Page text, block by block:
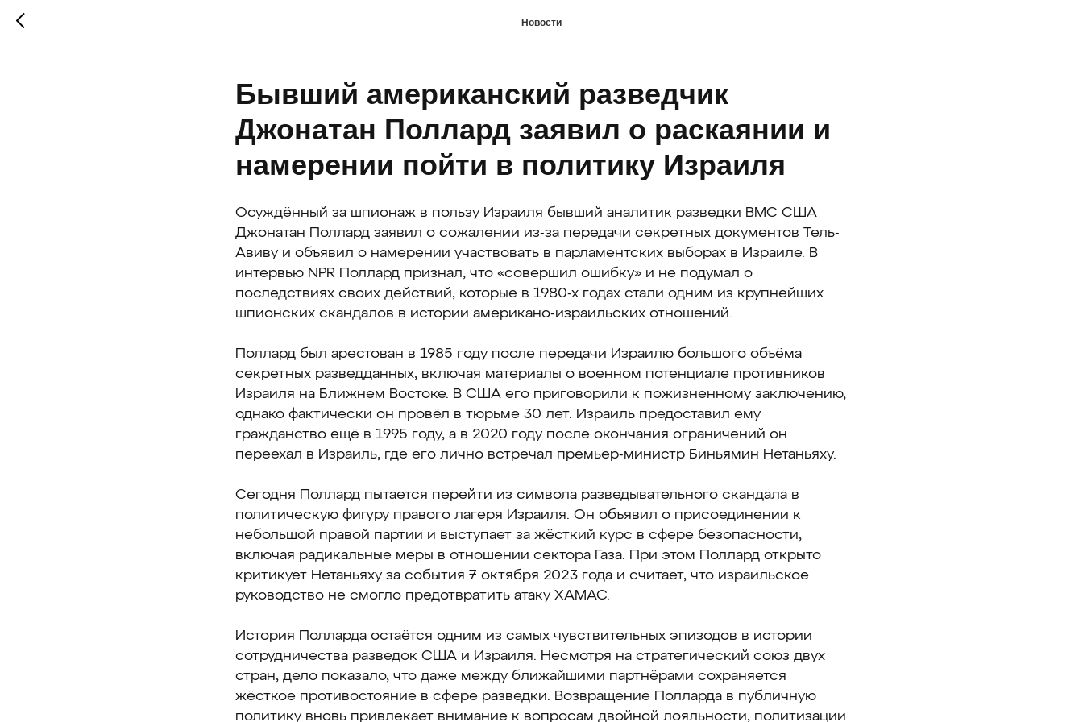
Новости
Бывший американский разведчик
Джонатан Поллард заявил о раскаянии и
намерении пойти в политику Израиля
Осуждённый за шпионаж в пользу Израиля бывший аналитик разведки ВМС США
Джонатан Поллард заявил о сожалении из-за передачи секретных документов Тель-
Авиву и объявил о намерении участвовать в парламентских выборах в Израиле. В
интервью NPR Поллард признал, что «совершил ошибку» и не подумал о
последствиях своих действий, которые в 1980-х годах стали одним из крупнейших
шпионских скандалов в истории американо-израильских отношений.
Поллард был арестован в 1985 году после передачи Израилю большого объёма
секретных разведданных, включая материалы о военном потенциале противников
Израиля на Ближнем Востоке. В США его приговорили к пожизненному заключению,
однако фактически он провёл в тюрьме 30 лет. Израиль предоставил ему
гражданство ещё в 1995 году, а в 2020 году после окончания ограничений он
переехал в Израиль, где его лично встречал премьер-министр Биньямин Нетаньяху.
Сегодня Поллард пытается перейти из символа разведывательного скандала в
политическую фигуру правого лагеря Израиля. Он объявил о присоединении к
небольшой правой партии и выступает за жёсткий курс в сфере безопасности,
включая радикальные меры в отношении сектора Газа. При этом Поллард открыто
критикует Нетаньяху за события 7 октября 2023 года и считает, что израильское
руководство не смогло предотвратить атаку ХАМАС.
История Полларда остаётся одним из самых чувствительных эпизодов в истории
сотрудничества разведок США и Израиля. Несмотря на стратегический союз двух
стран, дело показало, что даже между ближайшими партнёрами сохраняется
жёсткое противостояние в сфере разведки. Возвращение Полларда в публичную
политику вновь привлекает внимание к вопросам двойной лояльности, политизации